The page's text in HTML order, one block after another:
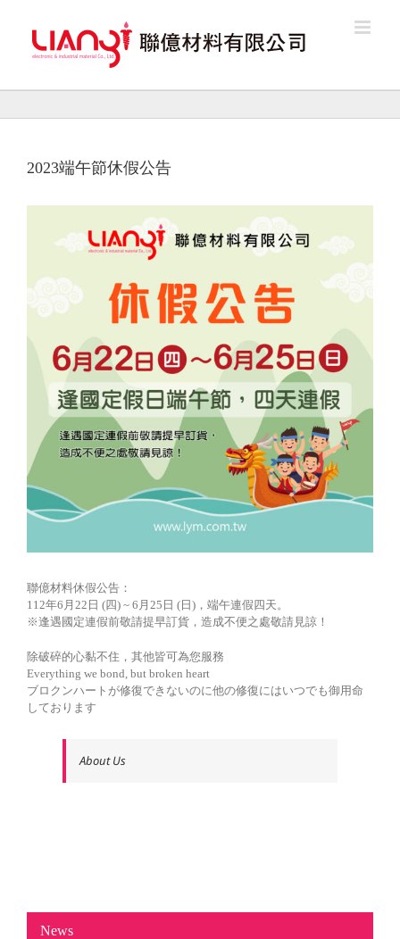
content
2023端午節休假公告
Image
聯億材料休假公告：
112年6月22日 (四) ~ 6月25日 (日)，端午連假四天。
※逢遇國定連假前敬請提早訂貨，造成不便之處敬請見諒！
除破碎的心黏不住，其他皆可為您服務
Everything we bond, but broken heart
ブロクンハートが修復できないのに他の修復にはいつでも御用命
しております
About Us
News